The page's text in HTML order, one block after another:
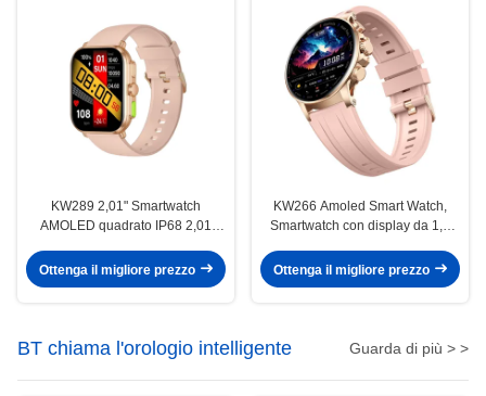
KW289 2,01" Smartwatch
AMOLED quadrato IP68 2,01
Bluetooth
Ottenga il migliore prezzo
KW266 Amoled Smart Watch,
Smartwatch con display da 1,6
Ottenga il migliore prezzo
BT chiama l'orologio intelligente Guarda di più > >